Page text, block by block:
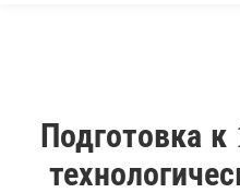
Подготовка к